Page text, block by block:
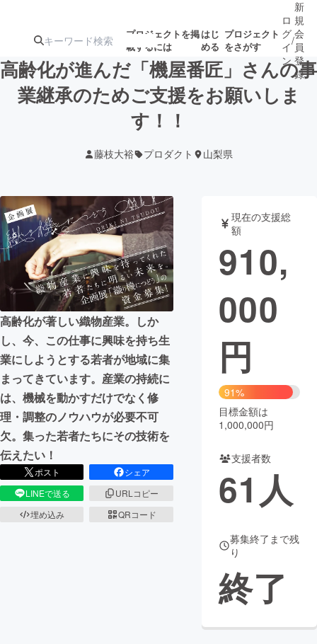
プロジェクトを掲
載するには
はじ
める
プロジェクト
をさがす
注目の新着プロ
ジェクト
募集終了が近いプ
テクノロジー・ガジェット
映像・映画 書籍・雑誌
ビジネス・起業 チャレンジ
まちづくり・地域活性化
CAMPFIRE for Social Good
CAMPFIRE Creation
CAMPFIREふるさと納税
コミュニティ
ロ
グ
イ
ン
/
新
規
会
員
登
録
高齢化が進んだ「機屋番匠」さんの事
業継承のためご支援をお願いしま
す！！
藤枝大裕 プロダクト 山梨県
高齢化が著しい織物産業。しか
し、今、この仕事に興味を持ち生
業にしようとする若者が地域に集
まってきています。産業の持続に
は、機械を動かすだけでなく修
理・調整のノウハウが必要不可
欠。集った若者たちにその技術を
伝えたい！
ポスト
シェア
LINEで送る
URLコピー
埋め込み
QRコード
現在の支援総
額
910,
000
円
91%
目標金額は
1,000,000円
支援者数
61 人
募集終了まで残
り
終了